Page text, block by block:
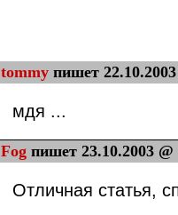
tommy пишет
мдя ...
Fog пишет 23.10.2003 @
Отличная статья,